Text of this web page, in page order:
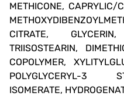
METHICONE, CAPRYLIC/
CITRATE,
TRIISOSTEARIN,
COPOLYMER,
POLYGLYCERYL-3
ISOMERATE,